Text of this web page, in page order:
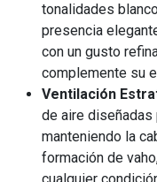
tonalidades
presencia
con un gusto
complemente su
Ventilación
de aire diseñadas
manteniendo la
formación de